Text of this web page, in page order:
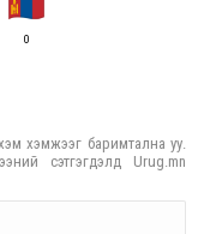
0
хэмжээг баримтална уу.
сэтгэгдэлд Urug.mn